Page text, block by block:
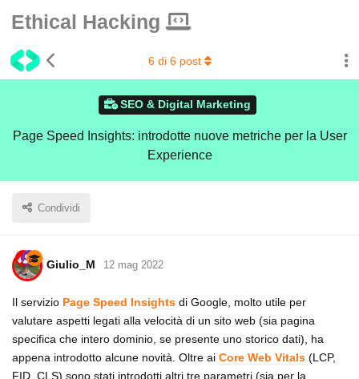
Ethical Hacking
SEO & Digital Marketing
Page Speed Insights: introdotte nuove metriche per la User
Experience
Condividi
6di 6post
Giulio_M 12 mag 2022
Il servizio Page Speed Insights di Google, molto utile per
valutare aspetti legati alla velocità di un sito web (sia pagina
specifica che intero dominio, se presente uno storico dati), ha
appena introdotto alcune novità. Oltre ai Core Web Vitals (LCP,
FID, CLS) sono stati introdotti altri tre parametri (sia per la